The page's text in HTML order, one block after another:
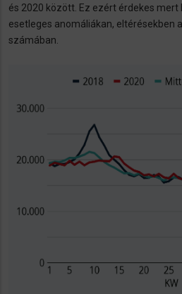
és 2020 között. Ez ezért érdekes
esetleges anomáliákan, eltérésekben
számában.